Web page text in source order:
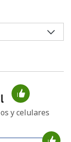
una contraseña
y celulares